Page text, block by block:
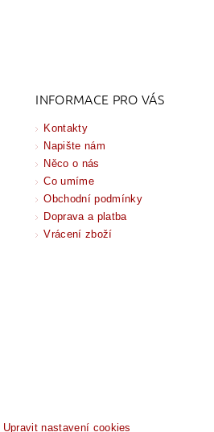
INFORMACE PRO VÁS
Kontakty
Napište nám
Něco o nás
Co umíme
Obchodní podmínky
Doprava a platba
Vrácení zboží
Upravit nastavení cookies